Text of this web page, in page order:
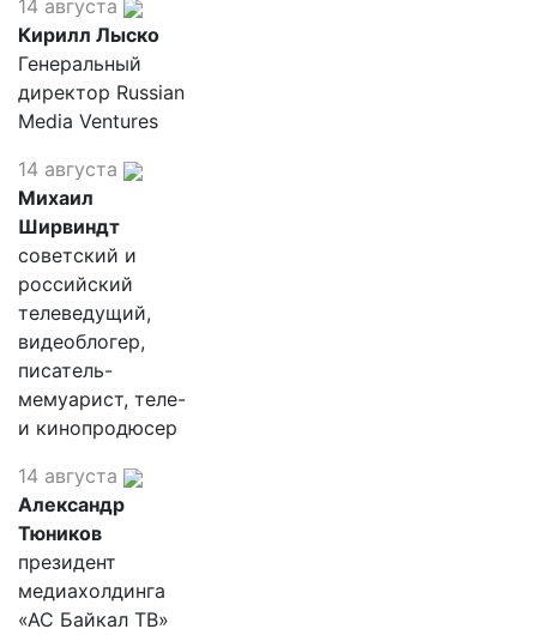
14 августа
Кирилл Лыско
Генеральный
директор Russian
Media Ventures
14 августа
Михаил
Ширвиндт
советский и
российский
телеведущий,
видеоблогер,
писатель-
мемуарист, теле-
и кинопродюсер
14 августа
Александр
Тюников
президент
медиахолдинга
«АС Байкал ТВ»